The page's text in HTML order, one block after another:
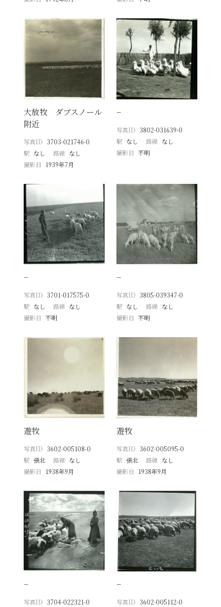
大放牧 ダブスノール
附近
写真ID 3703-021746-0
駅 なし 路線 なし
撮影日
1939年7月
−
写真ID 3802-031639-0
駅 なし 路線 なし
撮影日 不明
−
写真ID 3701-017575-0
駅 なし 路線 なし
撮影日
不明
−
写真ID 3805-039347-0
駅 なし 路線 なし
撮影日 不明
遊牧
写真ID 3602-005108-0
駅 張北 路線 なし
撮影日
1938年9月
遊牧
写真ID 3602-005095-0
駅 張北 路線 なし
撮影日
1938年9月
−
写真ID 3704-022321-0
−
写真ID 3602-005112-0